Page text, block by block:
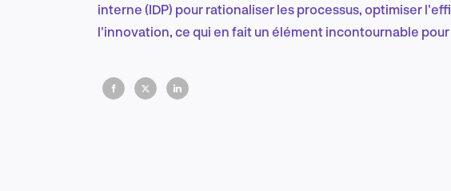
interne (IDP) pour rationaliser les processus, optimiser
l'innovation, ce qui en fait un élément incontournable